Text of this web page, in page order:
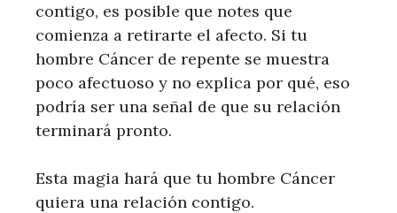
contigo, es posible que notes que
comienza a retirarte el afecto. Si tu
hombre Cáncer de repente se muestra
poco afectuoso y no explica por qué, eso
podría ser una señal de que su relación
terminará pronto.
Esta magia hará que tu hombre Cáncer
quiera una relación contigo.